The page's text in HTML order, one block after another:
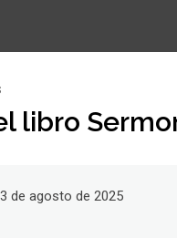
libro
de agosto de 2025